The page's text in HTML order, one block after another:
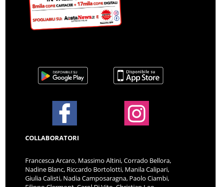
COLLABORATORI
Francesca Arcaro, Massimo Altini, Corrado Bellora,
Nadine Blanc, Riccardo Bortolotti, Manila Calipari,
Giulia Calisti, Nadia Camposaragna, Paolo Ciambi,